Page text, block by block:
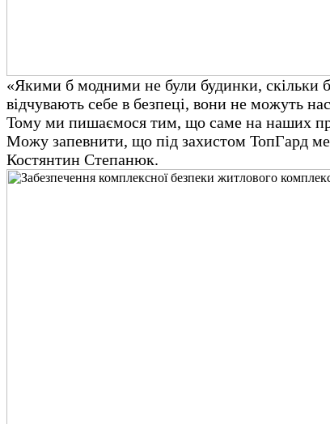
«Якими б модними не були будинки, скільки
відчувають себе в безпеці, вони не можуть
Тому ми пишаємося тим, що саме на наших
Можу запевнити, що під захистом ТопГард
Костянтин Степанюк.